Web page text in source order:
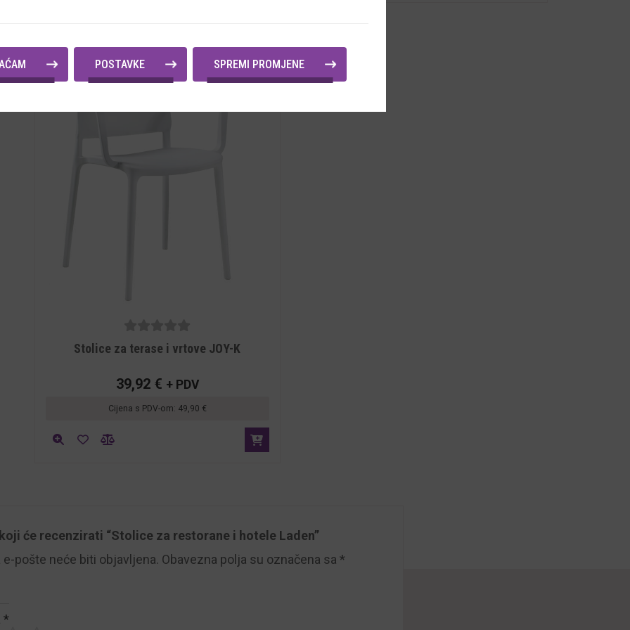
5out of
5
Stolice za terase i vrtove JOY-K
39,92 € + PDV
Cijena s PDV-om: 49,90 €
će recenzirati “Stolice za restorane i hotele Laden”
e-pošte neće biti objavljena. Obavezna polja su označena sa *
*
POSTAVKE SPREMI PROMJENE